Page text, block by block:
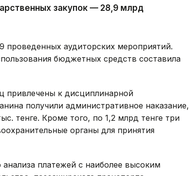
закупок — 28,9 млрд
проведенных аудиторских мероприятий.
бюджетных средств составила
привлечены к дисциплинарной
получили административное наказание,
тенге. Кроме того, по 1,2 млрд тенге три
органы для принятия
платежей с наиболее высоким